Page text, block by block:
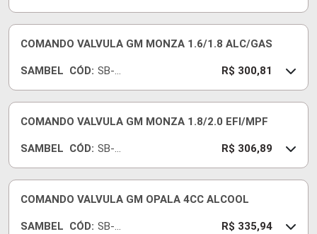
COMANDO VALVULA GM MONZA 1.6/1.8 ALC/GAS
SAMBEL CÓD: SB-
R$ 300,81
COMANDO VALVULA GM MONZA 1.8/2.0 EFI/MPF
SAMBEL CÓD: SB-
R$ 306,89
COMANDO VALVULA GM OPALA 4CC ALCOOL
SAMBEL CÓD: SB-
R$ 335,94